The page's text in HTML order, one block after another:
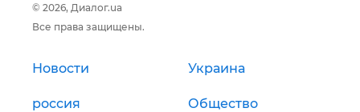
© 2026, Диалог.ua
Все права защищены.
Новости Украина
россия Общество